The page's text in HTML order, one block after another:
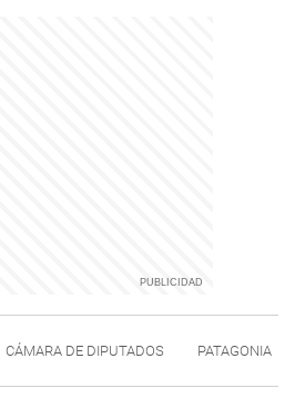
CÁMARA DE DIPUTADOS PATAGONIA